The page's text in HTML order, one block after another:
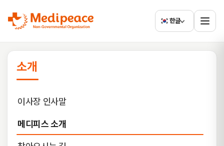
한글
소개
이사장 인사말
메디피스 소개